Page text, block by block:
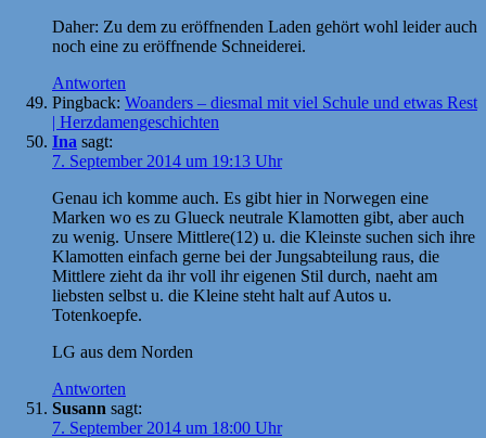
Daher: Zu dem zu eröffnenden Laden gehört wohl leider auch
noch eine zu eröffnende Schneiderei.
Antworten
Pingback: Woanders – diesmal mit viel Schule und etwas Rest
| Herzdamengeschichten
Ina sagt:
7. September 2014 um 19:13 Uhr
Genau ich komme auch. Es gibt hier in Norwegen eine
Marken wo es zu Glueck neutrale Klamotten gibt, aber auch
zu wenig. Unsere Mittlere(12) u. die Kleinste suchen sich ihre
Klamotten einfach gerne bei der Jungsabteilung raus, die
Mittlere zieht da ihr voll ihr eigenen Stil durch, naeht am
liebsten selbst u. die Kleine steht halt auf Autos u.
Totenkoepfe.
LG aus dem Norden
Antworten
Susann sagt:
7. September 2014 um 18:00 Uhr